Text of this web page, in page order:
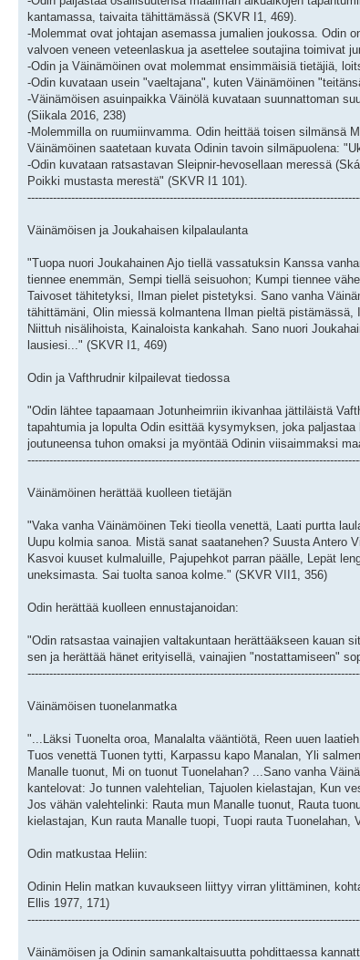
kantamassa, taivaita tähittämässä (SKVR I1, 469).
-Molemmat ovat johtajan asemassa jumalien joukossa. Odin
valvoen veneen veteenlaskua ja asettelee soutajina toimivat
-Odin ja Väinämöinen ovat molemmat ensimmäisiä tietäjiä,
-Odin kuvataan usein "vaeltajana", kuten Väinämöinen
-Väinämöisen asuinpaikka Väinölä kuvataan suunnattoman
(Siikala 2016, 238)
-Molemmilla on ruumiinvamma. Odin heittää toisen silmänsä
Väinämöinen saatetaan kuvata Odinin tavoin silmäpuolena:
-Odin kuvataan ratsastavan Sleipnir-hevosellaan meressä
Poikki mustasta merestä" (SKVR I1 101).
Väinämöisen ja Joukahaisen kilpalaulanta
"Tuopa nuori Joukahainen Ajo tiellä vassatuksin Kanssa
tiennee enemmän, Sempi tiellä seisuohon; Kumpi tiennee
Taivoset tähitetyksi, Ilman pielet pistetyksi. Sano vanha
tähittämäni, Olin miessä kolmantena Ilman pieltä
Niittuh nisälihoista, Kainaloista kankahah. Sano nuori
lausiesi..." (SKVR I1, 469)
Odin ja Vafthrudnir kilpailevat tiedossa
"Odin lähtee tapaamaan Jotunheimriin ikivanhaa jättiläistä
tapahtumia ja lopulta Odin esittää kysymyksen, joka
joutuneensa tuhon omaksi ja myöntää Odinin viisaimmaksi
Väinämöinen herättää kuolleen tietäjän
"Vaka vanha Väinämöinen Teki tieolla venettä, Laati purtta
Uupu kolmia sanoa. Mistä sanat saatanehen? Suusta Antero
Kasvoi kuuset kulmaluille, Pajupehkot parran päälle, Lepät
uneksimasta. Sai tuolta sanoa kolme." (SKVR VII1, 356)
Odin herättää kuolleen ennustajanoidan:
"Odin ratsastaa vainajien valtakuntaan herättääkseen kauan
sen ja herättää hänet erityisellä, vainajien "nostattamiseen"
Väinämöisen tuonelanmatka
"...Läksi Tuonelta oroa, Manalalta vääntiötä, Reen uuen
Tuos venettä Tuonen tytti, Karpassu kapo Manalan, Yli
Manalle tuonut, Mi on tuonut Tuonelahan? ...Sano vanha
kantelovat: Jo tunnen valehtelian, Tajuolen kielastajan, Kun
Jos vähän valehtelinki: Rauta mun Manalle tuonut, Rauta
kielastajan, Kun rauta Manalle tuopi, Tuopi rauta
Odin matkustaa Heliin:
Odinin Helin matkan kuvaukseen liittyy virran ylittäminen,
Ellis 1977, 171)
Väinämöisen ja Odinin samankaltaisuutta pohdittaessa